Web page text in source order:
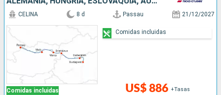
Comidas incluidas
CELINA 8 d Passau 21/12/2027
US$ 886 +Tasas
Comidas incluidas